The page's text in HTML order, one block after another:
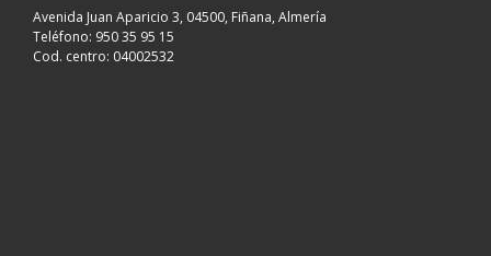
Avenida Juan Aparicio 3, 04500, Fiñana, Almería
Teléfono: 950 35 95 15
Cod. centro: 04002532